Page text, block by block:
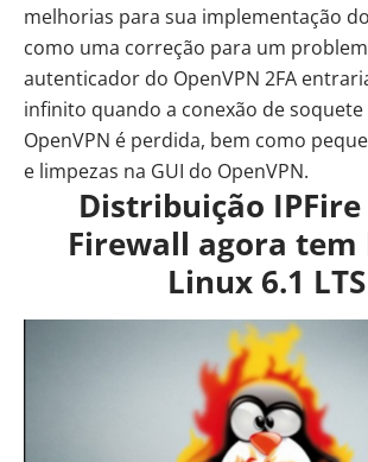
melhorias para sua implementação
como uma correção para um
autenticador do OpenVPN 2FA
infinito quando a conexão de soquete
OpenVPN é perdida, bem como
e limpezas na GUI do OpenVPN.
Distribuição
Firewall agora tem
Linux 6.1 LTS